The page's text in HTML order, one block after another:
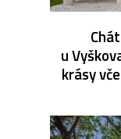
u
krásy